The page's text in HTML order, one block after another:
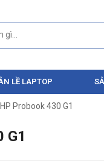
LỀ LAPTOP
Probook 430 G1
G1